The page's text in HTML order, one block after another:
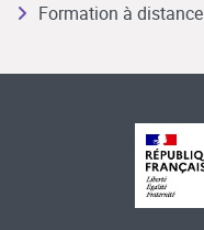
Formation à distance